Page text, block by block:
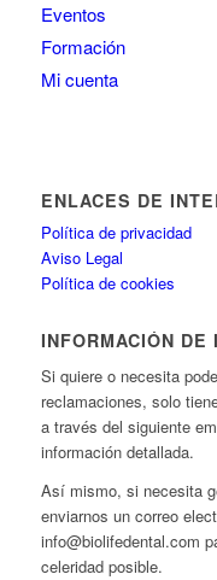
Eventos
Formación
Mi cuenta
ENLACES DE
Política de privacidad
Aviso Legal
Política de cookies
INFORMACIÓN DE
Si quiere o necesita
reclamaciones, solo
a través del siguiente
información detallada.
Así mismo, si necesita
enviarnos un correo
info@biolifedental.com
celeridad posible.